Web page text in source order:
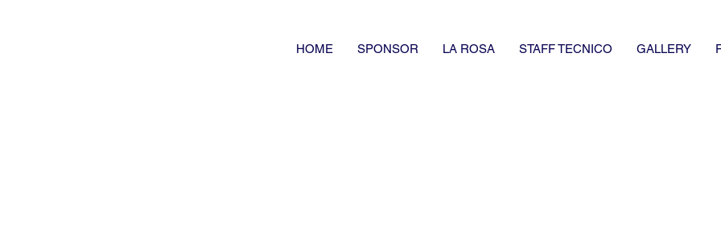
HOME SPONSOR LA ROSA STAFF TECNICO GALLERY